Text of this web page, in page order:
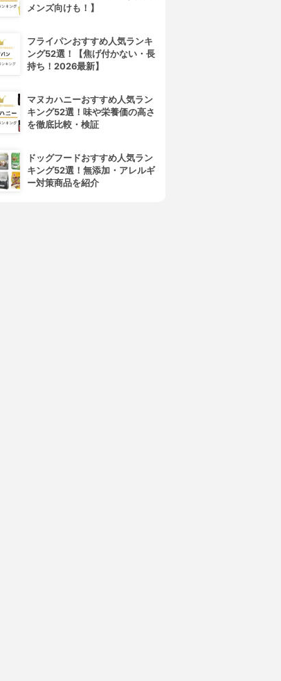
4位
メンズ向けも！】
フライパンおすすめ人気ランキ
ング52選！【焦げ付かない・長
持ち！2026最新】
マヌカハニーおすすめ人気ラン
キング52選！味や栄養価の高さ
を徹底比較・検証
ドッグフードおすすめ人気ラン
キング52選！無添加・アレルギ
ー対策商品を紹介